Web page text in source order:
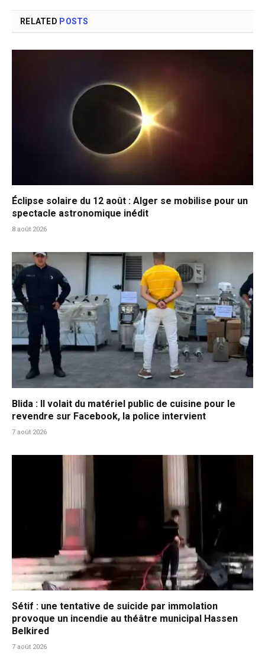
RELATED POSTS
Éclipse solaire du 12 août : Alger se mobilise pour un
spectacle astronomique inédit
8 août 2026
Blida : Il volait du matériel public de cuisine pour le
revendre sur Facebook, la police intervient
7 août 2026
Sétif : une tentative de suicide par immolation
provoque un incendie au théâtre municipal Hassen
Belkired
7 août 2026